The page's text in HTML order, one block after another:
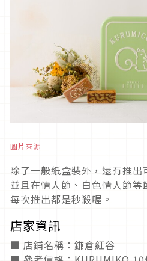
圖片來源
除了一般紙盒裝外，還有推出
並且在情人節、白色情人節等
每次推出都是秒殺喔。
店家資訊
■ 店鋪名稱：鎌倉紅谷